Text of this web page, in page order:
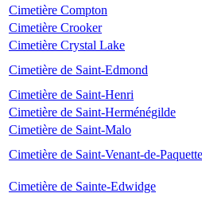
Cimetière Compton
Cimetière Crooker
Cimetière Crystal Lake
Cimetière de Saint-Edmond
Cimetière de Saint-Henri
Cimetière de Saint-Herménégilde
Cimetière de Saint-Malo
Cimetière de Saint-Venant-de-Paquette
Cimetière de Sainte-Edwidge